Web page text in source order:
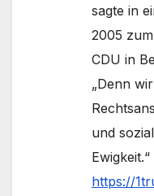
sagte in
2005
CDU in
„Denn
und
Ewigkeit.“
https://